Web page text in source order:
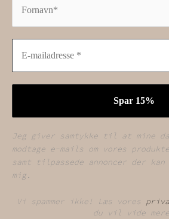
Jeg giver samtykke til at mine
modtage e-mails om vores
samt tilpassede annoncer der
mig.
Vi spammer ikke! Læs vores
du vil vide